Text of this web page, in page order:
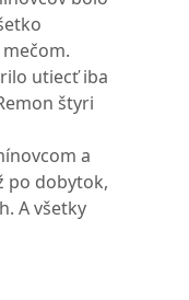
utiecť iba
štyri
a
po dobytok,
A všetky